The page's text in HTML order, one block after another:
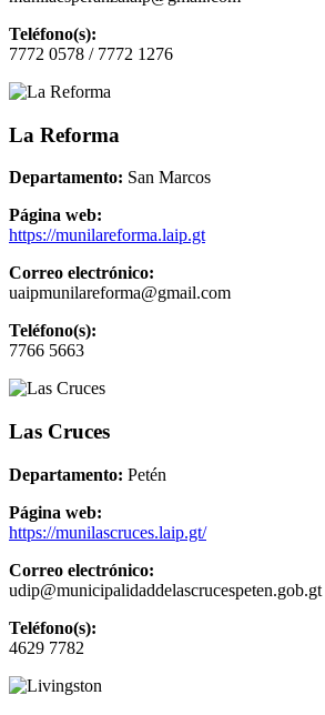
Teléfono(s):
7772 0578 / 7772 1276
La Reforma
Departamento: San Marcos
Página web:
https://munilareforma.laip.gt
Correo electrónico:
uaipmunilareforma@gmail.com
Teléfono(s):
7766 5663
Las Cruces
Departamento: Petén
Página web:
https://munilascruces.laip.gt/
Correo electrónico:
udip@municipalidaddelascrucespeten.gob.gt
Teléfono(s):
4629 7782